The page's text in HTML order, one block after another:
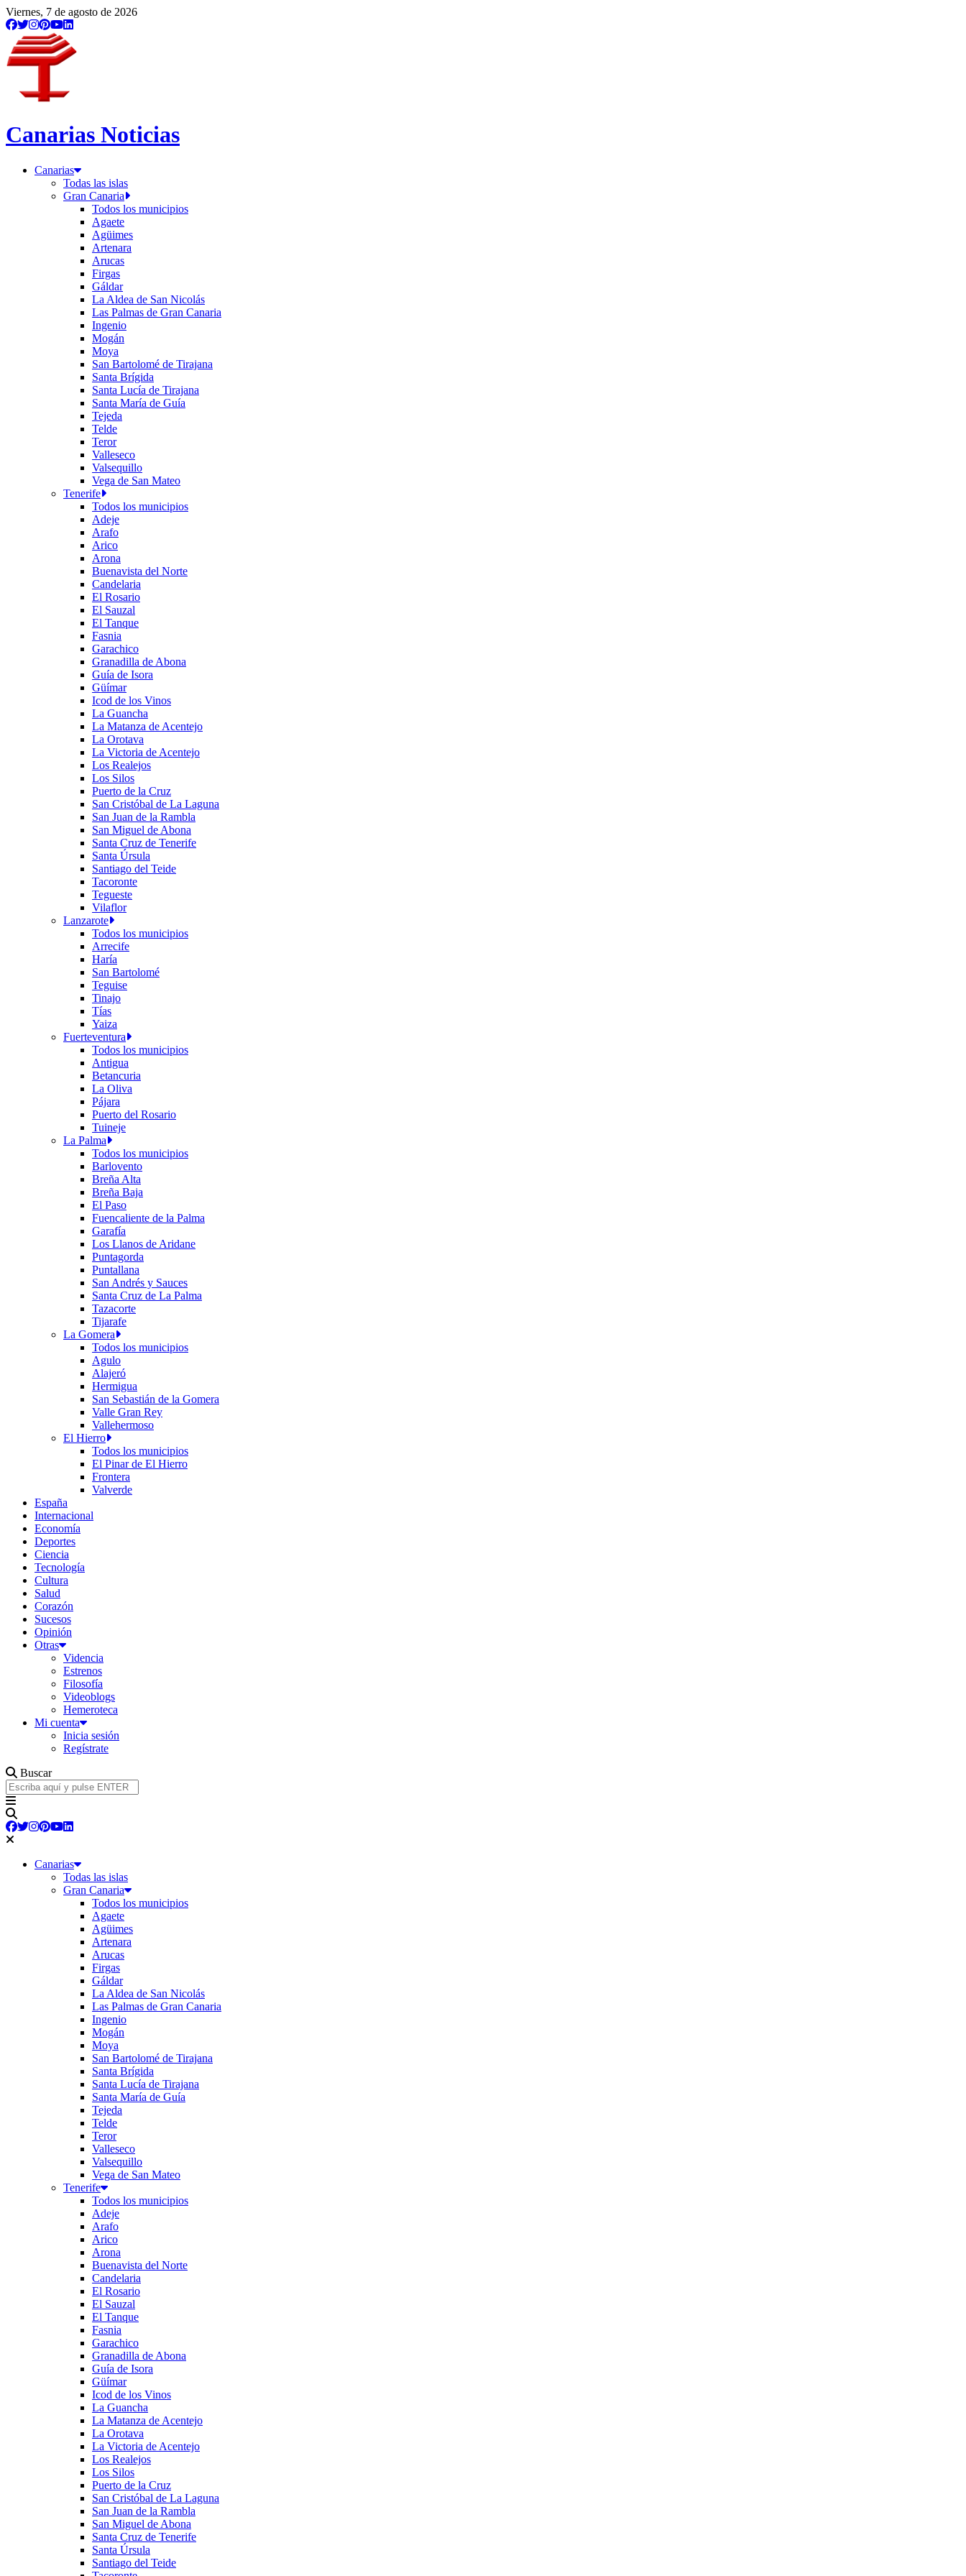
Viernes, 7 de agosto de 2026
Canarias Noticias
Canarias
Todas las islas
Gran Canaria
Todos los municipios
Agaete
Agüimes
Artenara
Arucas
Firgas
Gáldar
La Aldea de San Nicolás
Las Palmas de Gran Canaria
Ingenio
Mogán
Moya
San Bartolomé de Tirajana
Santa Brígida
Santa Lucía de Tirajana
Santa María de Guía
Tejeda
Telde
Teror
Valleseco
Valsequillo
Vega de San Mateo
Tenerife
Todos los municipios
Adeje
Arafo
Arico
Arona
Buenavista del Norte
Candelaria
El Rosario
El Sauzal
El Tanque
Fasnia
Garachico
Granadilla de Abona
Guía de Isora
Güímar
Icod de los Vinos
La Guancha
La Matanza de Acentejo
La Orotava
La Victoria de Acentejo
Los Realejos
Los Silos
Puerto de la Cruz
San Cristóbal de La Laguna
San Juan de la Rambla
San Miguel de Abona
Santa Cruz de Tenerife
Santa Úrsula
Santiago del Teide
Tacoronte
Tegueste
Vilaflor
Lanzarote
Todos los municipios
Arrecife
Haría
San Bartolomé
Teguise
Tinajo
Tías
Yaiza
Fuerteventura
Todos los municipios
Antigua
Betancuria
La Oliva
Pájara
Puerto del Rosario
Tuineje
La Palma
Todos los municipios
Barlovento
Breña Alta
Breña Baja
El Paso
Fuencaliente de la Palma
Garafía
Los Llanos de Aridane
Puntagorda
Puntallana
San Andrés y Sauces
Santa Cruz de La Palma
Tazacorte
Tijarafe
La Gomera
Todos los municipios
Agulo
Alajeró
Hermigua
San Sebastián de la Gomera
Valle Gran Rey
Vallehermoso
El Hierro
Todos los municipios
El Pinar de El Hierro
Frontera
Valverde
España
Internacional
Economía
Deportes
Ciencia
Tecnología
Cultura
Salud
Corazón
Sucesos
Opinión
Otras
Videncia
Estrenos
Filosofía
Videoblogs
Hemeroteca
Mi cuenta
Inicia sesión
Regístrate
Buscar
Canarias
Todas las islas
Gran Canaria
Todos los municipios
Agaete
Agüimes
Artenara
Arucas
Firgas
Gáldar
La Aldea de San Nicolás
Las Palmas de Gran Canaria
Ingenio
Mogán
Moya
San Bartolomé de Tirajana
Santa Brígida
Santa Lucía de Tirajana
Santa María de Guía
Tejeda
Telde
Teror
Valleseco
Valsequillo
Vega de San Mateo
Tenerife
Todos los municipios
Adeje
Arafo
Arico
Arona
Buenavista del Norte
Candelaria
El Rosario
El Sauzal
El Tanque
Fasnia
Garachico
Granadilla de Abona
Guía de Isora
Güímar
Icod de los Vinos
La Guancha
La Matanza de Acentejo
La Orotava
La Victoria de Acentejo
Los Realejos
Los Silos
Puerto de la Cruz
San Cristóbal de La Laguna
San Juan de la Rambla
San Miguel de Abona
Santa Cruz de Tenerife
Santa Úrsula
Santiago del Teide